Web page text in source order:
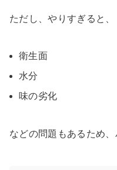
ただし、やりすぎると、
衛生面
水分
味の劣化
などの問題もあるため、